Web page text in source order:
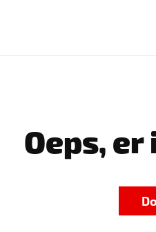
Oeps,